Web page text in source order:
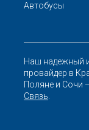
Автобусы
Наш надежный
провайдер в
Поляне и Сочи
Связь